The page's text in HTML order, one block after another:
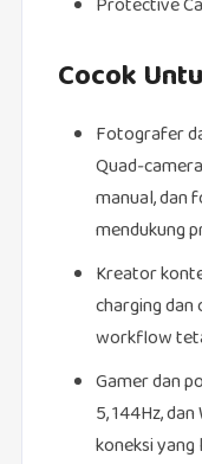
Protective
Cocok
Fotografer
manual, dan
mendukung
Kreator
charging dan
workflow
Gamer dan
5, 144Hz,
koneksi yang